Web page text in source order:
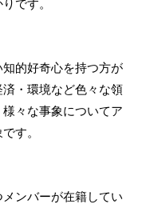
です。
的好奇心を持つ方が
・環境など色々な領
々な事象についてア
す。
ンバーが在籍してい